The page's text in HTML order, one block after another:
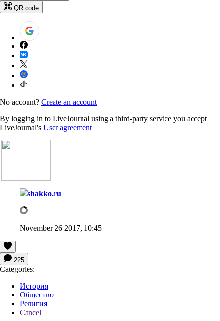
QR code
No account? Create an account
By logging in to LiveJournal using a third-party service you accept
LiveJournal's User agreement
shakko.ru
November 26 2017, 10:45
225
Categories:
История
Общество
Религия
Cancel